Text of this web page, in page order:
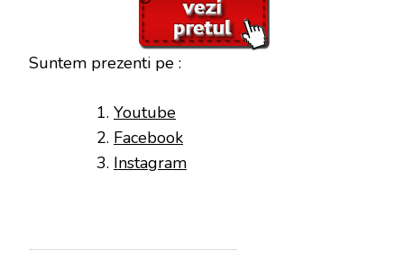
Suntem prezenti pe :
Youtube
Facebook
Instagram